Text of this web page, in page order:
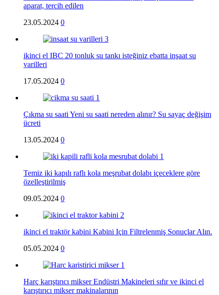
aparat, tercih edilen
23.05.2024 0
ikinci el IBC 20 tonluk su tankı isteğiniz ebatta inşaat su
varilleri
17.05.2024 0
Çıkma su saati Yeni su saati nereden alınır? Su sayaç değişim
ücreti
13.05.2024 0
Temiz iki kapılı raflı kola meşrubat dolabı içeceklere göre
özelleştirilmiş
09.05.2024 0
ikinci el traktör kabini Kabini Için Filtrelenmiş Sonuçlar Alın.
05.05.2024 0
Harç karıştırıcı mikser Endüstri Makineleri sıfır ve ikinci el
karıştırıcı mikser makinalarının